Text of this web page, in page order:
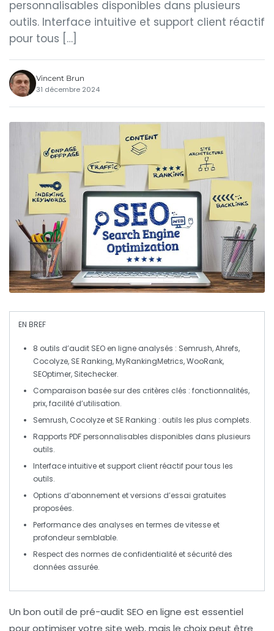
personnalisables disponibles dans plusieurs
outils. Interface intuitive et support client réactif
pour tous […]
Vincent Brun
31 décembre 2024
EN BREF
8 outils d’audit SEO en ligne analysés : Semrush, Ahrefs,
Cocolyze, SE Ranking, MyRankingMetrics, WooRank,
SEOptimer, Sitechecker.
Comparaison basée sur des critères clés : fonctionnalités,
prix, facilité d’utilisation.
Semrush, Cocolyze et SE Ranking : outils les plus complets.
Rapports PDF personnalisables disponibles dans plusieurs
outils.
Interfaceintuitive et support clientréactif pour tous les
outils.
Options d’abonnement et versions d’essai gratuites
proposées.
Performance des analyses en termes de vitesse et
profondeur semblable.
Respect des normes de confidentialité et sécurité des
données assurée.
Un bon outil de pré-audit SEO en ligne est essentiel
pour optimiser votre site web, mais le choix peut être